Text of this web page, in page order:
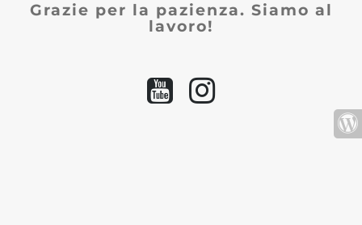
Grazie per la pazienza. Siamo al
lavoro!